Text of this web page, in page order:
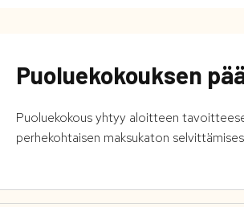
Puoluekokouksen
Puoluekokous yhtyy aloitteen
perhekohtaisen maksukaton